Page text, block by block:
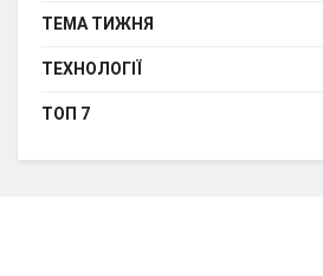
ТЕМА ТИЖНЯ
ТЕХНОЛОГІЇ
ТОП 7